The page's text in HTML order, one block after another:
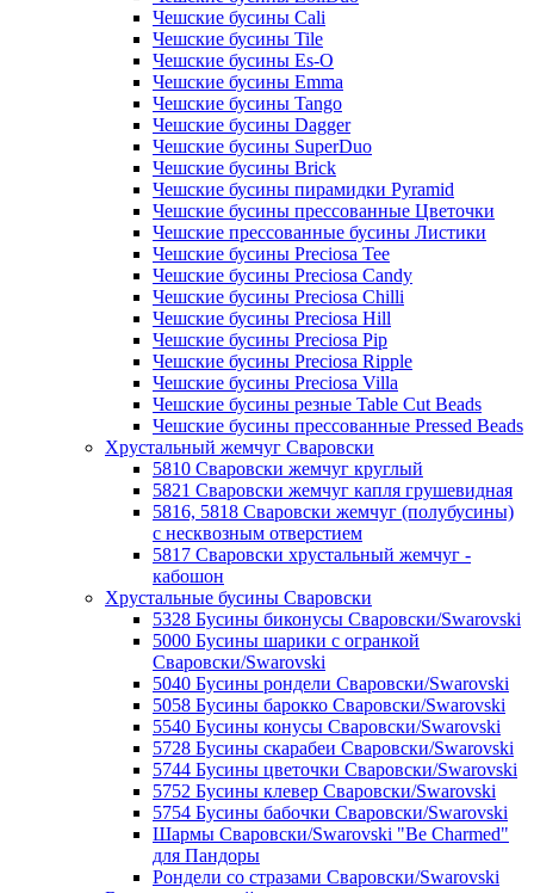
Чешские бусины Cali
Чешские бусины Tile
Чешские бусины Es-O
Чешские бусины Emma
Чешские бусины Tango
Чешские бусины Dagger
Чешские бусины SuperDuo
Чешские бусины Brick
Чешские бусины пирамидки Pyramid
Чешские бусины прессованные Цветочки
Чешские прессованные бусины Листики
Чешские бусины Preciosa Tee
Чешские бусины Preciosa Candy
Чешские бусины Preciosa Chilli
Чешские бусины Preciosa Hill
Чешские бусины Preciosa Pip
Чешские бусины Preciosa Ripple
Чешские бусины Preciosa Villa
Чешские бусины резные Table Cut Beads
Чешские бусины прессованные Pressed Beads
Хрустальный жемчуг Сваровски
5810 Сваровски жемчуг круглый
5821 Сваровски жемчуг капля грушевидная
5816, 5818 Сваровски жемчуг (полубусины)
с несквозным отверстием
5817 Сваровски хрустальный жемчуг -
кабошон
Хрустальные бусины Сваровски
5328 Бусины биконусы Сваровски/Swarovski
5000 Бусины шарики с огранкой
Сваровски/Swarovski
5040 Бусины рондели Сваровски/Swarovski
5058 Бусины барокко Сваровски/Swarovski
5540 Бусины конусы Сваровски/Swarovski
5728 Бусины скарабеи Сваровски/Swarovski
5744 Бусины цветочки Сваровски/Swarovski
5752 Бусины клевер Сваровски/Swarovski
5754 Бусины бабочки Сваровски/Swarovski
Шармы Сваровски/Swarovski "Be Charmed"
для Пандоры
Рондели со стразами Сваровски/Swarovski